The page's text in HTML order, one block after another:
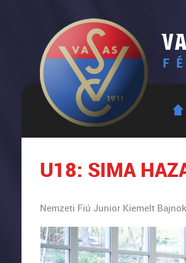
U18: SIMA
Nemzeti Fiú Junior Kiemelt